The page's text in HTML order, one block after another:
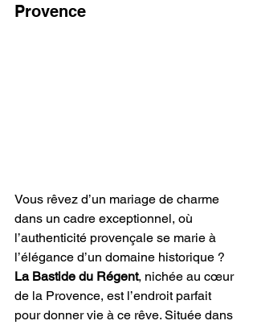
Provence
Vous rêvez d’un mariage de charme
dans un cadre exceptionnel, où
l’authenticité provençale se marie à
l’élégance d’un domaine historique ?
La Bastide du Régent, nichée au cœur
de la Provence, est l’endroit parfait
pour donner vie à ce rêve. Située dans